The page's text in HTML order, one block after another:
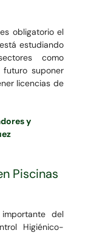
obligatorio el
estudiando
como
futuro suponer
licencias de
y
Piscinas
del
Higiénico-